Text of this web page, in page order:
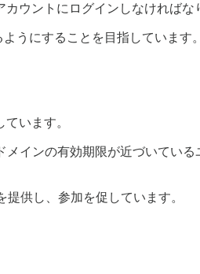
ウントにログインしなければな
うにすることを目指しています。
います。
メインの有効期限が近づいてい
提供し、参加を促しています。